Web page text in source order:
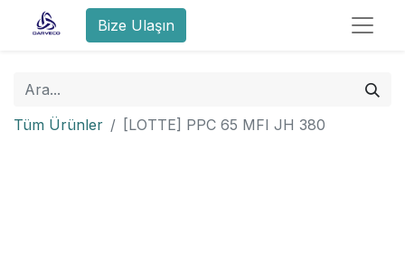
Bize Ulaşın
Tüm Ürünler [LOTTE] PPC 65 MFI JH 380